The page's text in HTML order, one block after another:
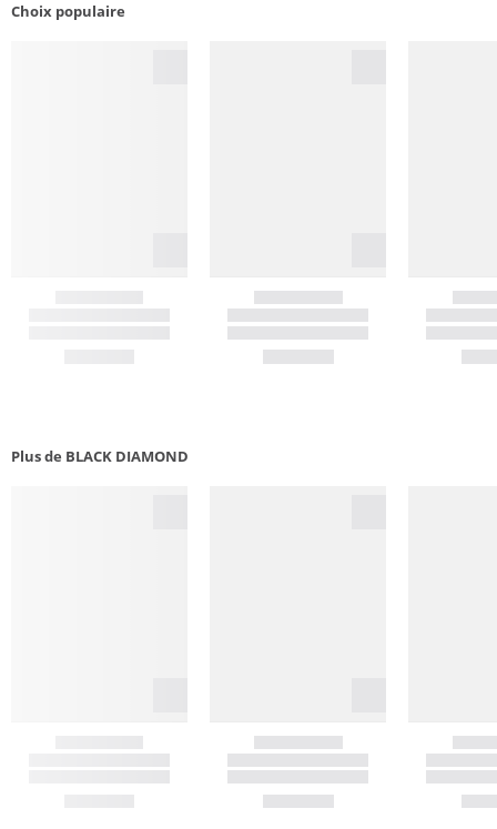
Choix populaire
Plus de BLACK DIAMOND